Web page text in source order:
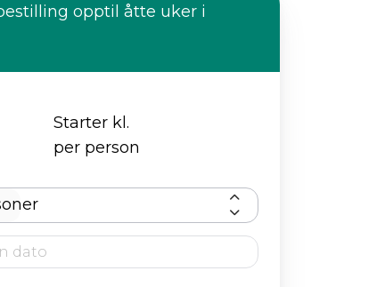
opptil åtte uker i
Starter kl.
per person